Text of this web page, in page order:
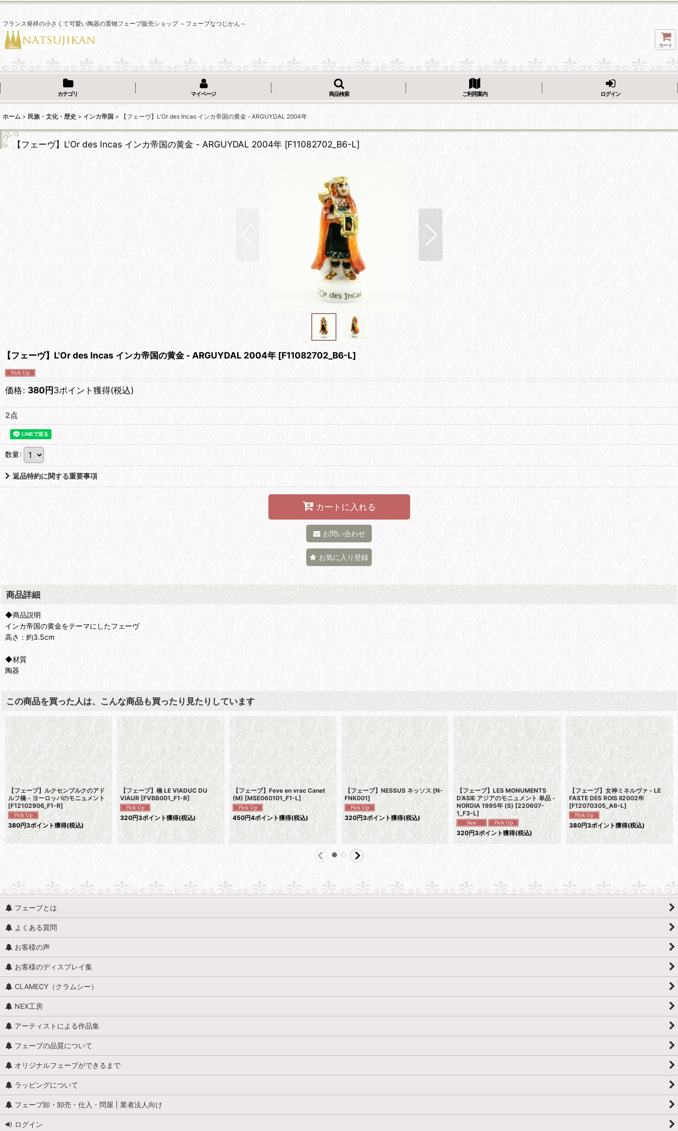
フランス発祥の小さくて可愛い陶器の置物フェーブ販売ショップ ～フェーブなつじかん～
カート
カテゴリ マイページ 商品検索 ご利用案内 ログイン
ホーム > 民族・文化・歴史 > インカ帝国 > 【フェーヴ】L'Or des Incas インカ帝国の黄金 - ARGUYDAL 2004年
【フェーヴ】L'Or des Incas インカ帝国の黄金 - ARGUYDAL 2004年 [F11082702_B6-L]
【フェーヴ】L'Or des Incas インカ帝国の黄金 - ARGUYDAL 2004年 [F11082702_B6-L]
価格: 380円3ポイント獲得(税込)
2点
数量:
返品特約に関する重要事項
カートに入れる
お問い合わせ
お気に入り登録
商品詳細
◆商品説明
インカ帝国の黄金をテーマにしたフェーヴ
高さ：約3.5cm
◆材質
陶器
この商品を買った人は、こんな商品も買ったり見たりしています
【フェーブ】ルクセンブルクのアド
ルフ橋 - ヨーロッパのモニュメント
[F12102906_F1-R]
380円3ポイント獲得(税込)
【フェーブ】橋 LE VIADUC DU
VIAUR [FVBB001_F1-R]
320円3ポイント獲得(税込)
【フェーブ】Feve en vrac Canet
(M) [MSE060101_F1-L]
450円4ポイント獲得(税込)
【フェーブ】NESSUS ネッソス [N-
FNK001]
320円3ポイント獲得(税込)
【フェーブ】LES MONUMENTS
D’ASIE アジアのモニュメント 単品 -
NORDIA 1995年 (S) [220607-
1_F3-L]
320円3ポイント獲得(税込)
【フェーブ】女神ミネルヴァ - LE
FASTE DES ROIS II2002年
[F12070305_A6-L]
380円3ポイント獲得(税込)
フェーブとは
よくある質問
お客様の声
お客様のディスプレイ集
CLAMECY（クラムシー）
NEX工房
アーティストによる作品集
フェーブの品質について
オリジナルフェーブができるまで
ラッピングについて
フェーブ卸・卸売・仕入・問屋 | 業者法人向け
ログイン